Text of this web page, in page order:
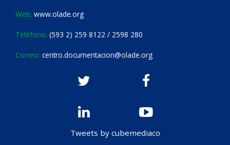
Web: www.olade.org
Teléfono: (593 2) 259 8122 / 2598 280
Correo: centro.documentacion@olade.org
Tweets by cubemediaco